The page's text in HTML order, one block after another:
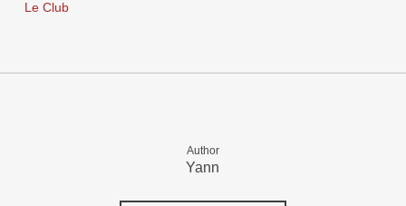
Le Club
Author
Yann